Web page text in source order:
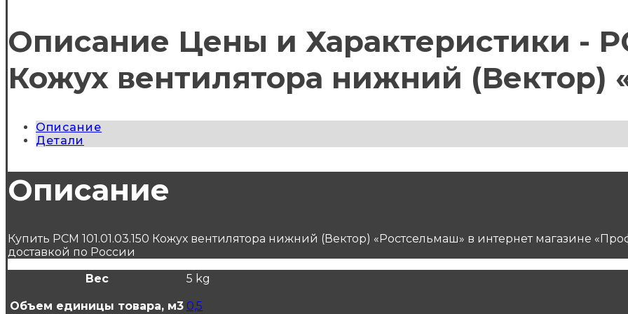
Описание Цены и Характеристики -
Кожух вентилятора нижний (Вектор)
Описание
Детали
Описание
Купить РСМ 101.01.03.150 Кожух вентилятора нижний (Вектор) «Ростсельмаш» в интернет магазине
доставкой по России
Вес
5 kg
Объем единицы товара, м3 0,5